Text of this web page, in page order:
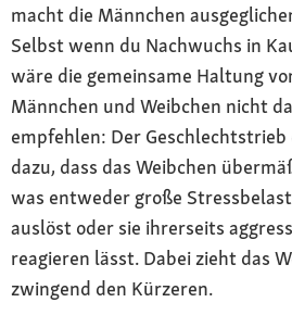
macht die Männchen
Selbst wenn du Nachwuchs in
wäre die gemeinsame Haltung
Männchen und Weibchen nicht
empfehlen: Der
dazu, dass das Weibchen
was entweder große
auslöst oder sie ihrerseits
reagieren lässt. Dabei zieht das
zwingend den Kürzeren.